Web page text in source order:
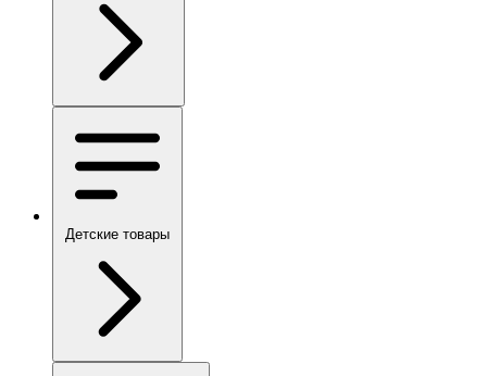
Детские товары